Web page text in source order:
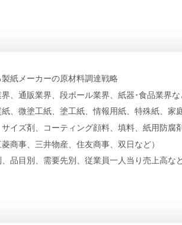
紙メーカーの原材料調達戦略
、通販業界、段ボール業界、紙器･食品業界な
、微塗工紙、塗工紙、情報用紙、特殊紙、家
イズ剤、コーティング顔料、填料、紙用防腐剤
商事、三井物産、住友商事、双日など）
品目別、需要先別、従業員一人当り売上高など